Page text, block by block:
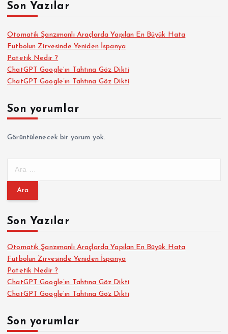
s
a
y
a
s
ı
Son Yazılar
Otomatik Şanzımanlı Araçlarda Yapılan En Büyük Hata
Futbolun Zirvesinde Yeniden İspanya
Patetik Nedir ?
ChatGPT Google’ın Tahtına Göz Dikti
ChatGPT Google’ın Tahtına Göz Dikti
Son yorumlar
Görüntülenecek bir yorum yok.
m
:Son Yazılar
Otomatik Şanzımanlı Araçlarda Yapılan En Büyük Hata
Futbolun Zirvesinde Yeniden İspanya
Patetik Nedir ?
ChatGPT Google’ın Tahtına Göz Dikti
ChatGPT Google’ın Tahtına Göz Dikti
Son yorumlar